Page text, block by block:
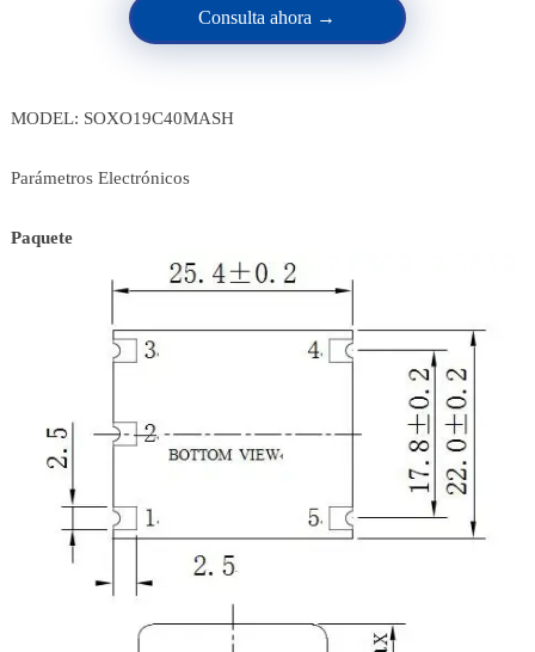
Consulta ahora →
MODEL: SOXO19C40MASH
Parámetros Electrónicos
Paquete